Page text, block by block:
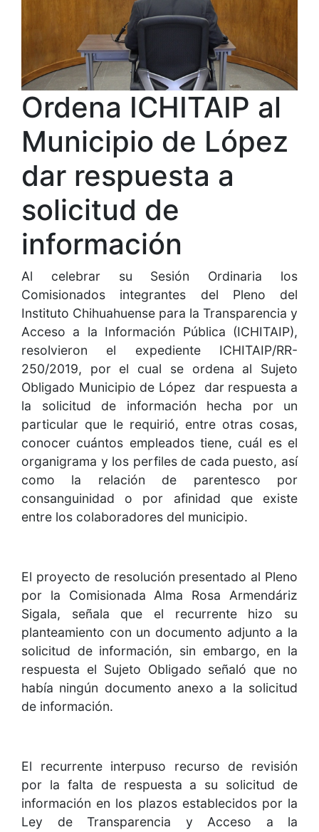
Ordena ICHITAIP al
Municipio de López
dar respuesta a
solicitud de
información
Al celebrar su Sesión Ordinaria los
Comisionados integrantes del Pleno del
Instituto Chihuahuense para la Transparencia y
Acceso a la Información Pública (ICHITAIP),
resolvieron el expediente ICHITAIP/RR-
250/2019, por el cual se ordena al Sujeto
Obligado Municipio de López dar respuesta a
la solicitud de información hecha por un
particular que le requirió, entre otras cosas,
conocer cuántos empleados tiene, cuál es el
organigrama y los perfiles de cada puesto, así
como la relación de parentesco por
consanguinidad o por afinidad que existe
entre los colaboradores del municipio.
El proyecto de resolución presentado al Pleno
por la Comisionada Alma Rosa Armendáriz
Sigala, señala que el recurrente hizo su
planteamiento con un documento adjunto a la
solicitud de información, sin embargo, en la
respuesta el Sujeto Obligado señaló que no
había ningún documento anexo a la solicitud
de información.
El recurrente interpuso recurso de revisión
por la falta de respuesta a su solicitud de
información en los plazos establecidos por la
Ley de Transparencia y Acceso a la